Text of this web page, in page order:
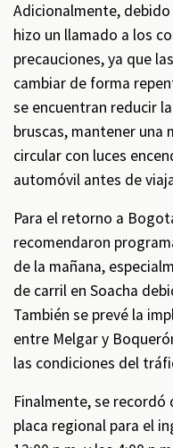
Adicionalmente,
hizo un llamado a los
precauciones, ya que
cambiar de forma
se encuentran reducir
bruscas, mantener una
circular con luces
automóvil antes de
Para el retorno a
recomendaron
de la mañana,
de carril en Soacha
También se prevé la
entre Melgar y
las condiciones del
Finalmente, se recordó
placa regional para el